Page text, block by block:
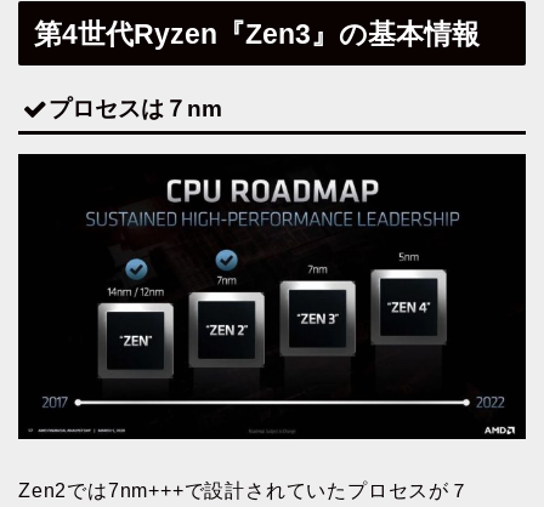
第4世代Ryzen『Zen3』の基本情報
プロセスは７nm
Zen2では7nm+++で設計されていたプロセスが７